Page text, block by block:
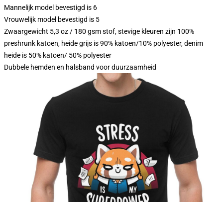
Mannelijk model bevestigd is 6
Vrouwelijk model bevestigd is 5
Zwaargewicht 5,3 oz / 180 gsm stof, stevige kleuren zijn 100%
preshrunk katoen, heide grijs is 90% katoen/10% polyester, denim
heide is 50% katoen/ 50% polyester
Dubbele hemden en halsband voor duurzaamheid